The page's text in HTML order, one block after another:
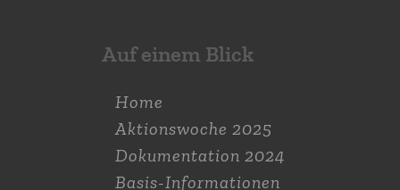
Auf einem Blick
Home
Aktions­woche 2025
Dokumen­tation 2024
Basis-Informationen